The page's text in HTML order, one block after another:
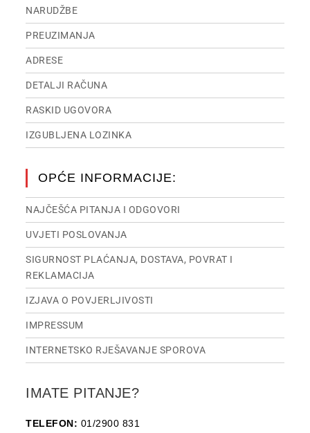
NARUDŽBE
PREUZIMANJA
ADRESE
DETALJI RAČUNA
RASKID UGOVORA
IZGUBLJENA LOZINKA
OPĆE INFORMACIJE:
NAJČEŠĆA PITANJA I ODGOVORI
UVJETI POSLOVANJA
SIGURNOST PLAĆANJA, DOSTAVA, POVRAT I
REKLAMACIJA
IZJAVA O POVJERLJIVOSTI
IMPRESSUM
INTERNETSKO RJEŠAVANJE SPOROVA
IMATE PITANJE?
TELEFON: 01/2900 831